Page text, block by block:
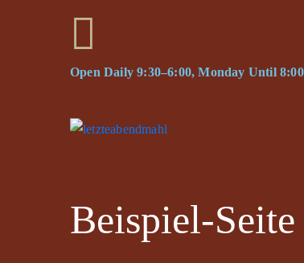
Open Daily 9:30–6:00, Monday Until 8:00
Beispiel-Seite